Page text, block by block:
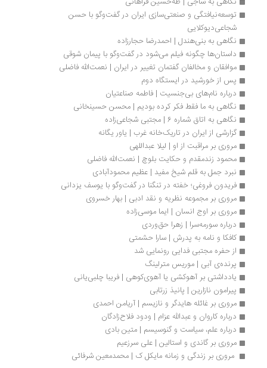
توسعه‌نیافتگی و صنعتی‌سازی ایران در گفت‌وگو با حسن
شجاعی‌دیوکلایی
نگاهی به بنی‌هندل | احمدرضا حجارزاده
داستان‌ها چگونه فیلم می‌شود در گفت‌وگو با پیمان شوقی
موافقان و مخالفان گفتمان تغییر در ایران | نعمت‌الله فاضلی
پس از خورشید در ایستگاه دوم
درباره نام‌های بی‌جنسیت | فاطمه صناعتیان
نگاهی به ما فقط فکر کرده بودیم | محسن حسینخانی
نگاهی به اتاق شماره 6 | مجتبی شجاعی‌زاده
گزارشی از ایران در تاریک‌خانه غرب | یاور یگانه
مروری بر مراقبت از او | لیلا عبداللهی
محمود زندمقدم و حکایت بلوچ | نعمت‌الله فاضلی
نبرد جمل به قلم شیخ مفید | عظیم محمودآبادی
فریدون فروغی؛ خفته در تنگنا در گفت‌وگو با یوسف یزدانی
مروری بر مجموعه نظریه و نقد ادبی | بهار خسروی
مروری بر اوج انسان | ایما موسی‌زاده
درباره سورمه‌سرا | زهرا حق‌وردی
کافکا و نامه به پدرش | سارا حشمتی
از حفره مجتبی فدایی رونمایی شد
پرنده‌ی آبی | موریس مترلینگ
یادداشتی بر آهوکشی‌ یا آهوی‌کوهی | فریبا چلبی‌یانی
پیرامون نازارین | پانیذ زرتابی
مروری بر غائله هایدگر و نازیسم | آریامن احمدی
درباره کاروان و عبدالله عزام | ودود فلاح‌زادگان
درباره علم، سیاست و گنوسیسم | متین بادی
مروری بر گاندی و استالین | علی سرزعیم
مروری بر زندگی و زمانه مایکل ک | محمدمعین شرفائی